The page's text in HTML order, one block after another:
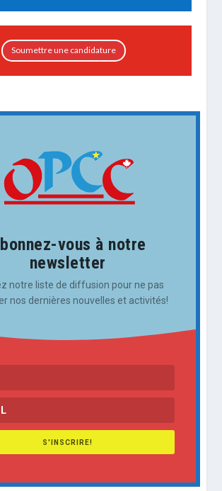
Soumettre une candidature
vous à notre
newsletter
notre liste de diffusion pour ne pas
nos dernières nouvelles et activités!
S'INSCRIRE!